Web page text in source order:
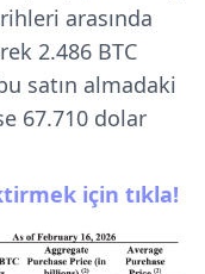
arasında
2.486 BTC
satın almadaki
67.710 dolar
için tıkla!